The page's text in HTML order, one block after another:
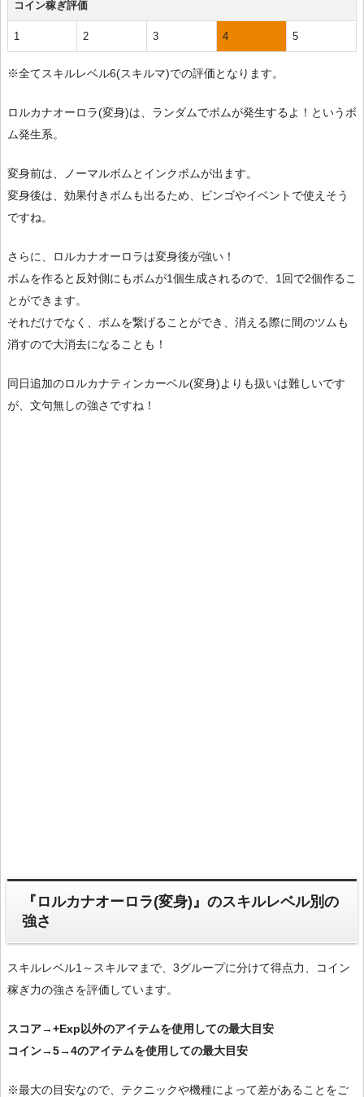
コイン稼ぎ評価
1 2 3 4 5
※全てスキルレベル6(スキルマ)での評価となります。
ロルカナオーロラ(変身)は、ランダムでボムが発生するよ！というボ
ム発生系。
変身前は、ノーマルボムとインクボムが出ます。
変身後は、効果付きボムも出るため、ビンゴやイベントで使えそう
ですね。
さらに、ロルカナオーロラは変身後が強い！
ボムを作ると反対側にもボムが1個生成されるので、1回で2個作るこ
とができます。
それだけでなく、ボムを繋げることができ、消える際に間のツムも
消すので大消去になることも！
同日追加のロルカナティンカーベル(変身)よりも扱いは難しいです
が、文句無しの強さですね！
『ロルカナオーロラ(変身)』のスキルレベル別の
強さ
スキルレベル1～スキルマまで、3グループに分けて得点力、コイン
稼ぎ力の強さを評価しています。
スコア→+Exp以外のアイテムを使用しての最大目安
コイン→5→4のアイテムを使用しての最大目安
※最大の目安なので、テクニックや機種によって差があることをご